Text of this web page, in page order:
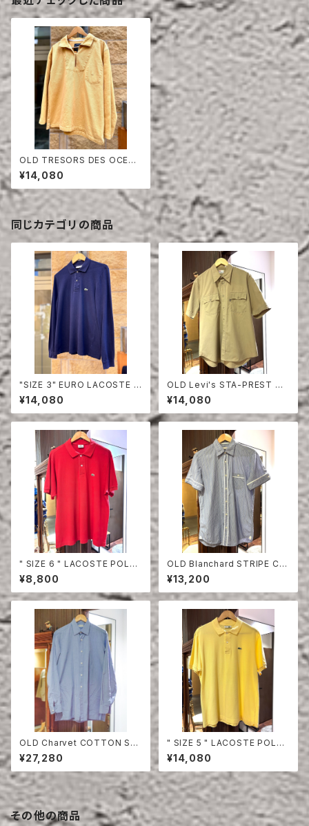
OLD TRESORS DES OCEAN
S FISHERMAN SMOCK
¥14,080
同じカテゴリの商品
"SIZE 3" EURO LACOSTE P
OLO SHIRT LONG SLEEVE
¥14,080
OLD Levi's STA-PREST HA
LF SLEEVE SHIRT
¥14,080
" SIZE 6 " LACOSTE POLO
SHIRT RED
¥8,800
OLD Blanchard STRIPE CO
TTON HALF SLEEVE SHIRT
¥13,200
OLD Charvet COTTON SHI
RT
¥27,280
" SIZE 5 " LACOSTE POLO
SHIRT YELLOW
¥14,080
その他の商品